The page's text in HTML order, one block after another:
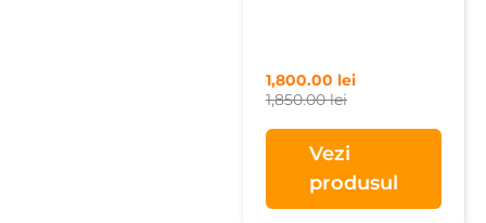
1,850.00lei
1,800.00 lei
Vezi
produsul